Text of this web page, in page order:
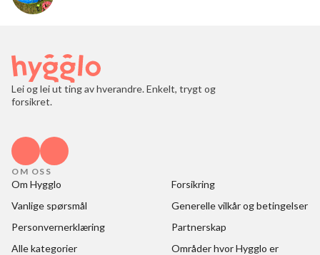
Lei og lei ut ting av hverandre. Enkelt, trygt og
forsikret.
OM OSS
Om Hygglo
Forsikring
Vanlige spørsmål
Generelle vilkår og betingelser
Personvernerklæring
Partnerskap
Alle kategorier
Områder hvor Hygglo er